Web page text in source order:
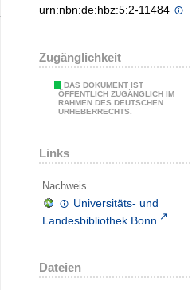
urn:nbn:de:hbz:5:2-11484
Zugänglichkeit
DAS DOKUMENT IST
ÖFFENTLICH ZUGÄNGLICH IM
RAHMEN DES DEUTSCHEN
URHEBERRECHTS.
Links
Nachweis
Universitäts- und
Landesbibliothek Bonn
Dateien